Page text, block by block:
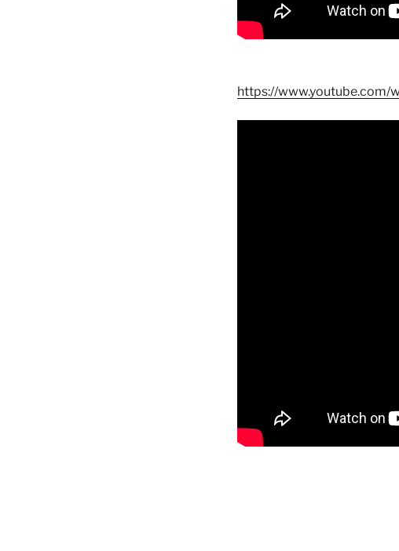
https://www.youtube.com/